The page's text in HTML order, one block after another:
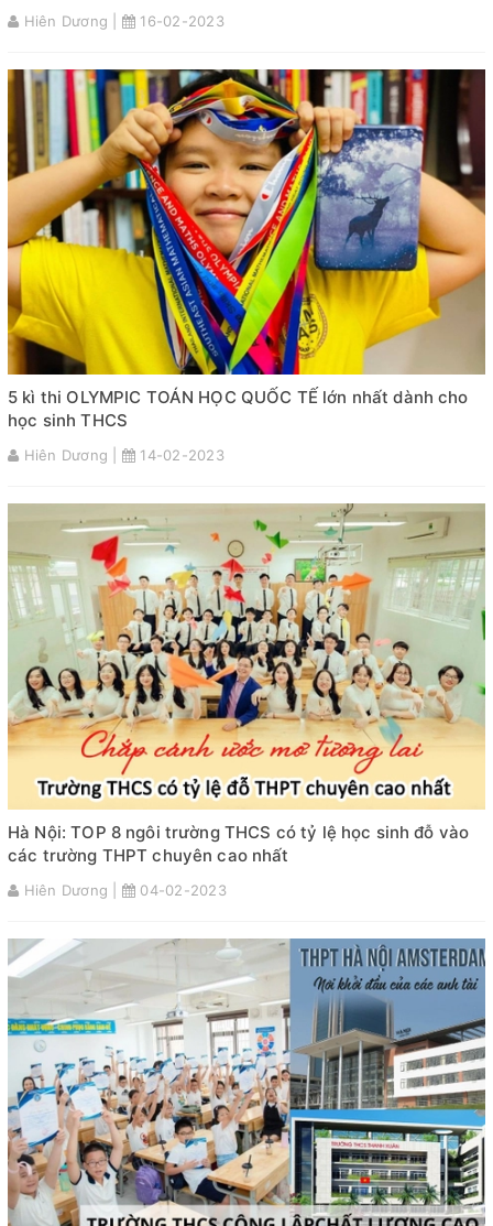
Hiên Dương | 16-02-2023
5 kì thi OLYMPIC TOÁN HỌC QUỐC TẾ lớn nhất dành cho
học sinh THCS
Hiên Dương | 14-02-2023
Hà Nội: TOP 8 ngôi trường THCS có tỷ lệ học sinh đỗ vào
các trường THPT chuyên cao nhất
Hiên Dương | 04-02-2023